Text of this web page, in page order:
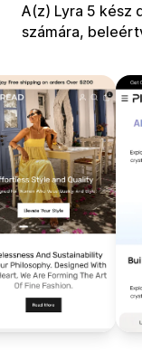
A(z) Lyra 5 kész
számára,